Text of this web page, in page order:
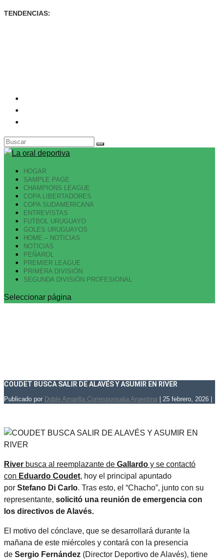
TENDENCIAS:
HOGAR
SAMPLE PAGE
CHAMPIONS LEAGUE
COPA LIBERTADORES
COPA SUDAMERICANA
ENTREVISTAS
FUTBOL URUGUAYO
GOLES URUGUAYOS
HOME – NOTICIAS
NOTICIAS
PEÑAROL
PREMIER LEAGUE
PRIMERA DIVISIÓN
SEGUNDA DIVISIÓN PROFESIONAL
Seleccionar página
COUDET BUSCA SALIR DE ALAVÉS Y ASUMIR EN RIVER
Publicado por Doble Amarilla Corresponsalia Argentina | 25 febrero, 2026 |
River busca al reemplazante de Gallardo y se contactó
con Eduardo Coudet, hoy el principal apuntado
por Stefano Di Carlo. Tras esto, el “Chacho”, junto con su
representante, solicitó una reunión de emergencia con
los directivos de Alavés.
El motivo del cónclave, que se desarrollará durante la
mañana de este miércoles y contará con la presencia
de Sergio Fernández (Director Deportivo de Alavés), tiene